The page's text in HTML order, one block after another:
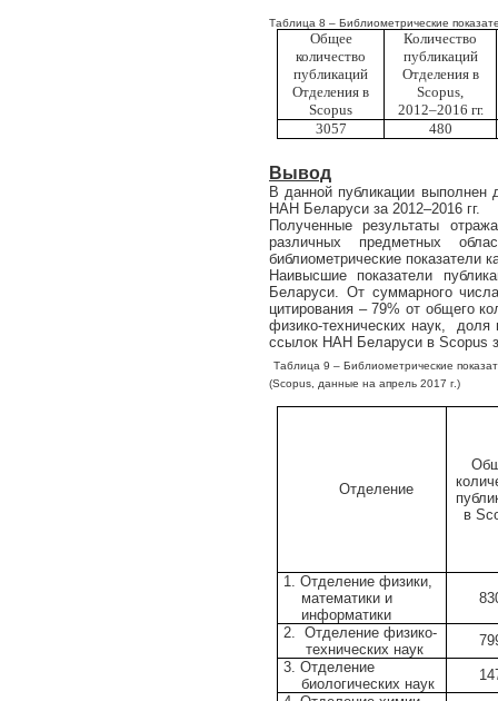
Таблица 8 – Библиометрические
Общее
количество
публикаций
Отделения в
Scopus
Количество
публикаций
Отделения в
Scopus,
2012–2016 гг.
3057
480
Вывод
В данной публикации выполнен
НАН Беларуси за 2012–2016 гг.
Полученные результаты
различных предметных
библиометрические показатели
Наивысшие показатели
Беларуси. От суммарного
цитирования – 79% от общего
физико-технических наук, доля
ссылок НАН Беларуси в Scopus
Таблица 9 – Библиометрические
(Scopus , данные на апрель 2017 г.)
Отделение
в
1. Отделение физики,
математики и
информатики
2. Отделение физико-
технических наук
3. Отделение
биологических наук